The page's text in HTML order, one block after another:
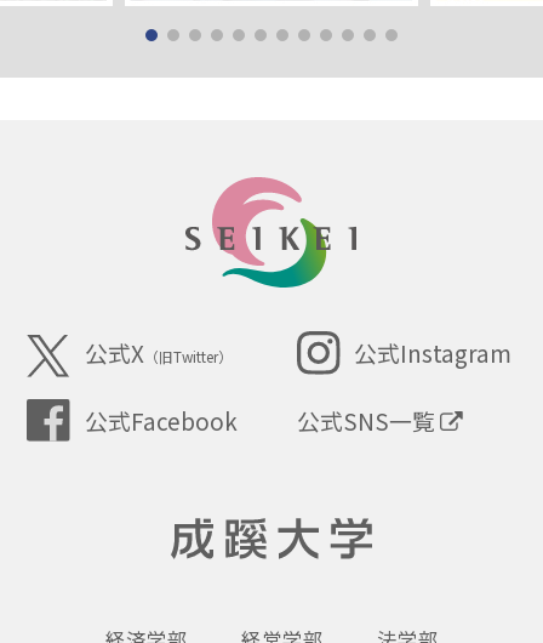
公式X （旧Twitter） 公式Instagram
公式Facebook 公式SNS一覧